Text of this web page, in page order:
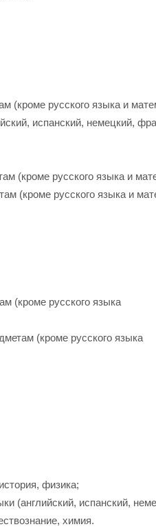
(кроме русского языка и
испанский, немецкий,
(кроме русского языка и
(кроме русского языка и
(кроме русского языка
(кроме русского языка
физика;
(английский, испанский,
химия.